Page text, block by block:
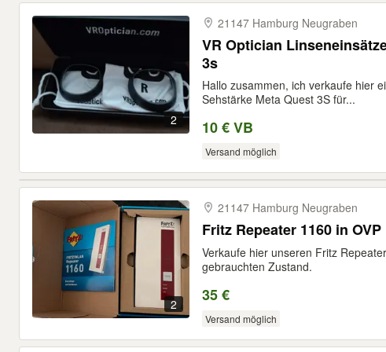
2
21147 Hamburg Neugraben
VR Optician
3s
Hallo zusammen, ich verkaufe hier
Sehstärke Meta Quest 3S für...
10 € VB
Versand möglich
2
21147 Hamburg Neugraben
Fritz Repeater 1160 in OVP
Verkaufe hier unseren Fritz
gebrauchten Zustand.
35 €
Versand möglich